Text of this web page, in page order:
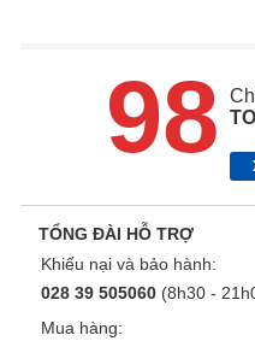
98
TỔNG ĐÀI HỖ TRỢ
Khiếu nại và bảo hành:
028 39 505060 (8h30 -
Mua hàng: